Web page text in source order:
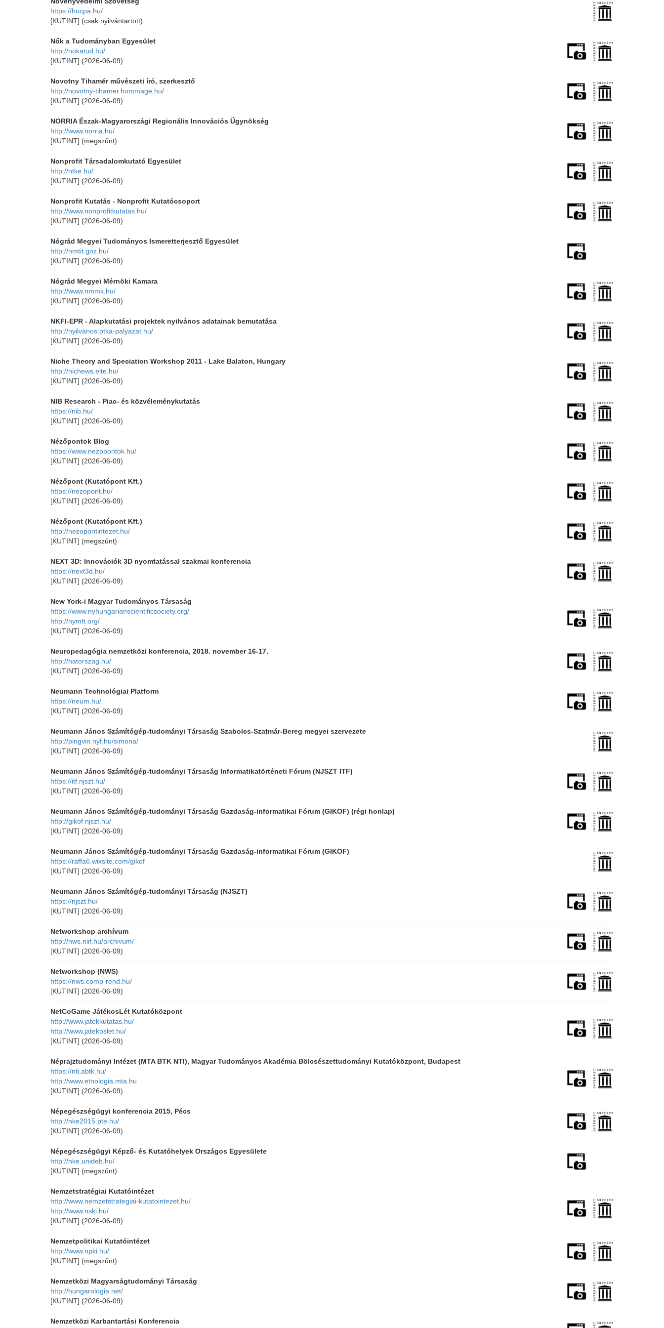
https://hucpa.hu/
[KUTINT] (csak nyilvántartott)
Nők a Tudományban Egyesület
http://nokatud.hu/
[KUTINT] (2026-06-09)
Novotny Tihamér művészeti író, szerkesztő
http://novotny-tihamer.hommage.hu/
[KUTINT] (2026-06-09)
NORRIA Észak-Magyarországi Regionális Innovációs Ügynökség
http://www.norria.hu/
[KUTINT] (megszűnt)
Nonprofit Társadalomkutató Egyesület
http://ntke.hu/
[KUTINT] (2026-06-09)
Nonprofit Kutatás - Nonprofit Kutatócsoport
http://www.nonprofitkutatas.hu/
[KUTINT] (2026-06-09)
Nógrád Megyei Tudományos Ismeretterjesztő Egyesület
http://nmtit.goz.hu/
[KUTINT] (2026-06-09)
Nógrád Megyei Mérnöki Kamara
http://www.nmmk.hu/
[KUTINT] (2026-06-09)
NKFI-EPR - Alapkutatási projektek nyilvános adatainak bemutatása
http://nyilvanos.otka-palyazat.hu/
[KUTINT] (2026-06-09)
Niche Theory and Speciation Workshop 2011 - Lake Balaton, Hungary
http://nichews.elte.hu/
[KUTINT] (2026-06-09)
NIB Research - Piac- és közvéleménykutatás
https://nib.hu/
[KUTINT] (2026-06-09)
Nézőpontok Blog
https://www.nezopontok.hu/
[KUTINT] (2026-06-09)
Nézőpont (Kutatópont Kft.)
https://nezopont.hu/
[KUTINT] (2026-06-09)
Nézőpont (Kutatópont Kft.)
http://nezopontintezet.hu/
[KUTINT] (megszűnt)
NEXT 3D: Innovációk 3D nyomtatással szakmai konferencia
https://next3d.hu/
[KUTINT] (2026-06-09)
New York-i Magyar Tudományos Társaság
https://www.nyhungarianscientificsociety.org/
http://nymtt.org/
[KUTINT] (2026-06-09)
Neuropedagógia nemzetközi konferencia, 2018. november 16-17.
http://hatorszag.hu/
[KUTINT] (2026-06-09)
Neumann Technológiai Platform
https://neum.hu/
[KUTINT] (2026-06-09)
Neumann János Számítógép-tudományi Társaság Szabolcs-Szatmár-Bereg megyei szervezete
http://pingvin.nyf.hu/simona/
[KUTINT] (2026-06-09)
Neumann János Számítógép-tudományi Társaság Informatikatörténeti Fórum (NJSZT ITF)
https://itf.njszt.hu/
[KUTINT] (2026-06-09)
Neumann János Számítógép-tudományi Társaság Gazdaság-informatikai Fórum (GIKOF) (régi honlap)
http://gikof.njszt.hu/
[KUTINT] (2026-06-09)
Neumann János Számítógép-tudományi Társaság Gazdaság-informatikai Fórum (GIKOF)
https://raffa6.wixsite.com/gikof
[KUTINT] (2026-06-09)
Neumann János Számítógép-tudományi Társaság (NJSZT)
https://njszt.hu/
[KUTINT] (2026-06-09)
Networkshop archívum
http://nws.niif.hu/archivum/
[KUTINT] (2026-06-09)
Networkshop (NWS)
https://nws.comp-rend.hu/
[KUTINT] (2026-06-09)
NetCoGame JátékosLét Kutatóközpont
http://www.jatekkutatas.hu/
http://www.jatekoslet.hu/
[KUTINT] (2026-06-09)
Néprajztudományi Intézet (MTA BTK NTI), Magyar Tudományos Akadémia Bölcsészettudományi Kutatóközpont, Budapest
https://nti.abtk.hu/
http://www.etnologia.mta.hu
[KUTINT] (2026-06-09)
Népegészségügyi konferencia 2015, Pécs
http://nke2015.pte.hu/
[KUTINT] (2026-06-09)
Népegészségügyi Képző- és Kutatóhelyek Országos Egyesülete
http://nke.unideb.hu/
[KUTINT] (megszűnt)
Nemzetstratégiai Kutatóintézet
http://www.nemzetstrategiai-kutatointezet.hu/
http://www.nski.hu/
[KUTINT] (2026-06-09)
Nemzetpolitikai Kutatóintézet
http://www.npki.hu/
[KUTINT] (megszűnt)
Nemzetközi Magyarságtudományi Társaság
http://hungarologia.net/
[KUTINT] (2026-06-09)
Nemzetközi Karbantartási Konferencia